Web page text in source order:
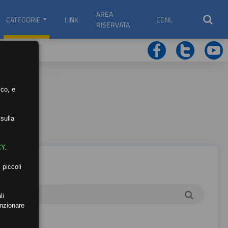
CATEGORIE LINK
AREA
RISERVATA
CCNL
e
.
piccoli